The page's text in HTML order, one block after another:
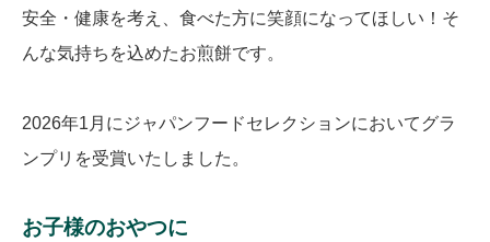
安全・健康を考え、食べた方に笑顔になってほしい！そ
んな気持ちを込めたお煎餅です。
2026年1月にジャパンフードセレクションにおいてグラ
ンプリを受賞いたしました。
お子様のおやつに